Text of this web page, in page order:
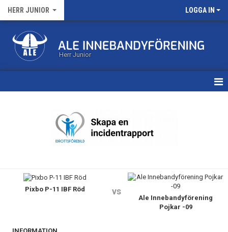
HERR JUNIOR LOGGA IN
Herr Junior
BILDGALLERI
Pixbo P-11 IBF Röd vs
Ale Innebandyförening
Pojkar -09